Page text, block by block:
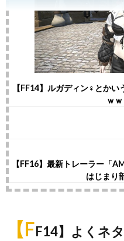
【FF14】ルガディン♀とか
ｗ
【FF16】最新トレーラー「
はじまり
【FF14】よくネ